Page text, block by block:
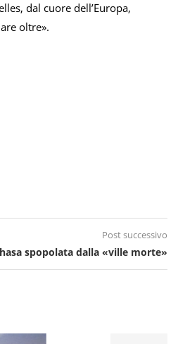
dal cuore dell’Europa,
oltre».
Post successivo
spopolata dalla «ville morte»